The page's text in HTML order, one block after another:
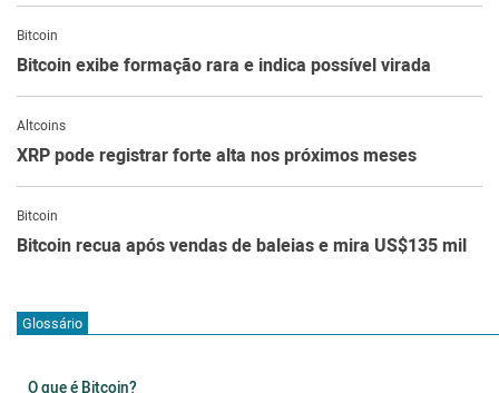
Bitcoin
Bitcoin exibe formação rara e indica possível virada
Altcoins
XRP pode registrar forte alta nos próximos meses
Bitcoin
Bitcoin recua após vendas de baleias e mira US$135 mil
Glossário